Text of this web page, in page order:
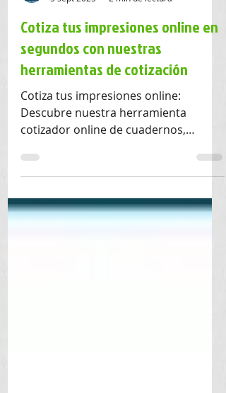
5 sept 2025
2 min de lectura
Cotiza tus impresiones online en
segundos con nuestras
herramientas de cotización
Cotiza tus impresiones online:
cotizador online de cuadernos,
calendarios, hoja membrete, etc. Al
instante 24/7, desde cualquier
dispositivo